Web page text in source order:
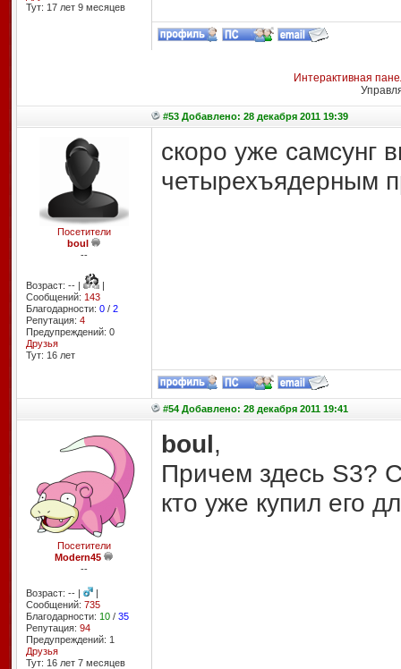
Тут: 17 лет 9 месяцев
Интерактивная
#53 Добавлено: 28 декабря 2011 19:39
Посетители
boul
--
Возраст: -- |
|
Сообщений: 143
Благодарности: 0/ 2
Репутация: 4
Предупреждений: 0
Друзья
Тут: 16 лет
скоро уже самсунг
четырехъядерным
#54 Добавлено: 28 декабря 2011 19:41
Посетители
Modern45
--
Возраст: -- |
|
Сообщений: 735
Благодарности: 10/ 35
Репутация: 94
Предупреждений: 1
Друзья
Тут: 16 лет 7 месяцев
boul,
Причем здесь S3?
кто уже купил его